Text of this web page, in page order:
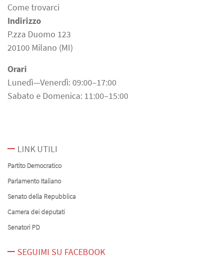
Come trovarci
Indirizzo
P.zza Duomo 123
20100 Milano (MI)
Orari
Lunedì—Venerdì: 09:00–17:00
Sabato e Domenica: 11:00–15:00
LINK UTILI
Partito Democratico
Parlamento Italiano
Senato della Repubblica
Camera dei deputati
Senatori PD
SEGUIMI SU FACEBOOK